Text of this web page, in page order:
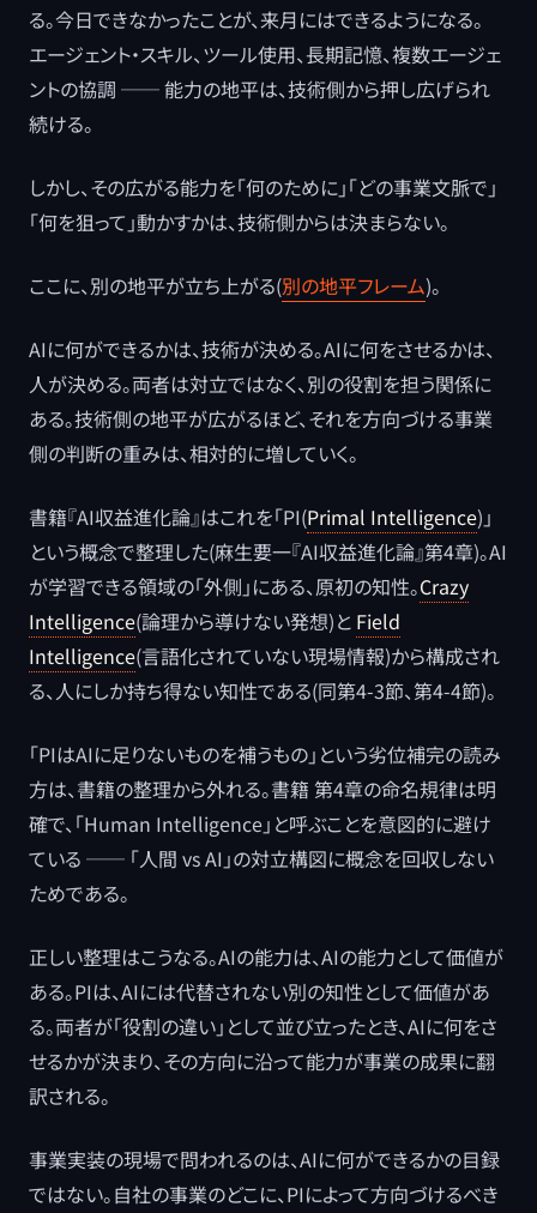
る。今日できなかったことが、来月にはできるようになる。
エージェント・スキル、ツール使用、長期記憶、複数エージェ
ントの協調 ── 能力の地平は、技術側から押し広げられ
続ける。
しかし、その広がる能力を「何のために」「どの事業文脈で」
「何を狙って」動かすかは、技術側からは決まらない。
ここに、別の地平が立ち上がる(別の地平フレーム)。
AIに何ができるかは、技術が決める。AIに何をさせるかは、
人が決める。両者は対立ではなく、別の役割を担う関係に
ある。技術側の地平が広がるほど、それを方向づける事業
側の判断の重みは、相対的に増していく。
書籍『AI収益進化論』はこれを「PI(Primal Intelligence)」
という概念で整理した(麻生要一『AI収益進化論』第4章)。AI
が学習できる領域の「外側」にある、原初の知性。Crazy
Intelligence(論理から導けない発想)と Field
Intelligence(言語化されていない現場情報)から構成され
る、人にしか持ち得ない知性である(同第4-3節、第4-4節)。
「PIはAIに足りないものを補うもの」という劣位補完の読み
方は、書籍の整理から外れる。書籍 第4章の命名規律は明
確で、「Human Intelligence」と呼ぶことを意図的に避け
ている ── 「人間 vs AI」の対立構図に概念を回収しない
ためである。
正しい整理はこうなる。AIの能力は、AIの能力として価値が
ある。PIは、AIには代替されない別の知性として価値があ
る。両者が「役割の違い」として並び立ったとき、AIに何をさ
せるかが決まり、その方向に沿って能力が事業の成果に翻
訳される。
事業実装の現場で問われるのは、AIに何ができるかの目録
ではない。自社の事業のどこに、PIによって方向づけるべき